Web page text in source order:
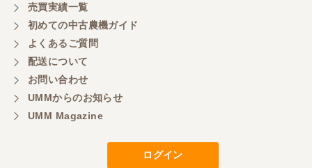
売買実績一覧
初めての中古農機ガイド
よくあるご質問
配送について
お問い合わせ
UMMからのお知らせ
UMM Magazine
ログイン